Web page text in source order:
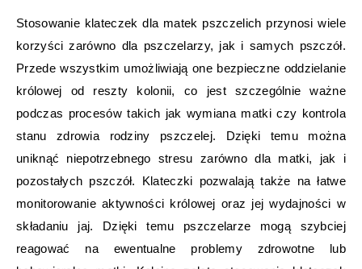
Stosowanie klateczek dla matek pszczelich przynosi wiele
korzyści zarówno dla pszczelarzy, jak i samych pszczół.
Przede wszystkim umożliwiają one bezpieczne oddzielanie
królowej od reszty kolonii, co jest szczególnie ważne
podczas procesów takich jak wymiana matki czy kontrola
stanu zdrowia rodziny pszczelej. Dzięki temu można
uniknąć niepotrzebnego stresu zarówno dla matki, jak i
pozostałych pszczół. Klateczki pozwalają także na łatwe
monitorowanie aktywności królowej oraz jej wydajności w
składaniu jaj. Dzięki temu pszczelarze mogą szybciej
reagować na ewentualne problemy zdrowotne lub